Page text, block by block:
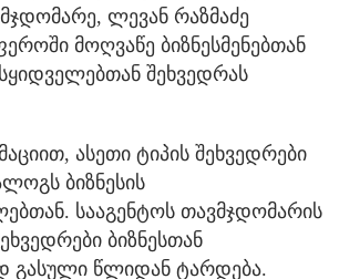
ლევან რაზმაძე
მოღვაწე ბიზნესმენებთან
შეხვედრას
ასეთი ტიპის შეხვედრები
ბიზნესის
სააგენტოს თავმჯდომარის
ბიზნესთან
წლიდან ტარდება.